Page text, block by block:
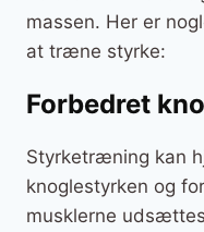
massen. Her er
at træne styrke:
Forbedret
Styrketræning kan
knoglestyrken og
musklerne